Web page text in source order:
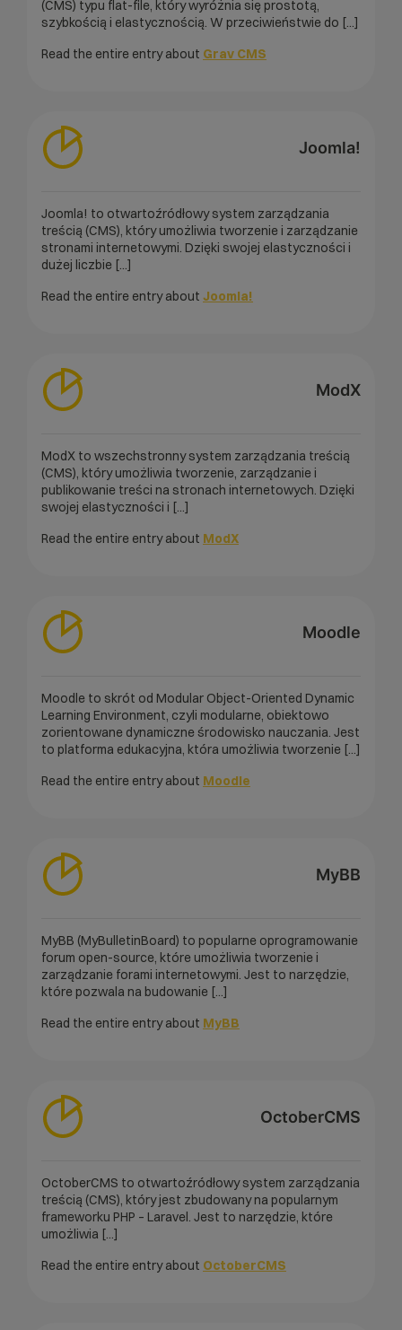
(CMS) typu flat-file, który wyróżnia się prostotą,
szybkością i elastycznością. W przeciwieństwie do [...]
Read the entire entry about Grav CMS
Joomla!
Joomla! to otwartoźródłowy system zarządzania
treścią (CMS), który umożliwia tworzenie i zarządzanie
stronami internetowymi. Dzięki swojej elastyczności i
dużej liczbie [...]
Read the entire entry about Joomla!
ModX
ModX to wszechstronny system zarządzania treścią
(CMS), który umożliwia tworzenie, zarządzanie i
publikowanie treści na stronach internetowych. Dzięki
swojej elastyczności i [...]
Read the entire entry about ModX
Moodle
Moodle to skrót od Modular Object-Oriented Dynamic
Learning Environment, czyli modularne, obiektowo
zorientowane dynamiczne środowisko nauczania. Jest
to platforma edukacyjna, która umożliwia tworzenie [...]
Read the entire entry about Moodle
MyBB
MyBB (MyBulletinBoard) to popularne oprogramowanie
forum open-source, które umożliwia tworzenie i
zarządzanie forami internetowymi. Jest to narzędzie,
które pozwala na budowanie [...]
Read the entire entry about MyBB
OctoberCMS
OctoberCMS to otwartoźródłowy system zarządzania
treścią (CMS), który jest zbudowany na popularnym
frameworku PHP – Laravel. Jest to narzędzie, które
umożliwia [...]
Read the entire entry about OctoberCMS